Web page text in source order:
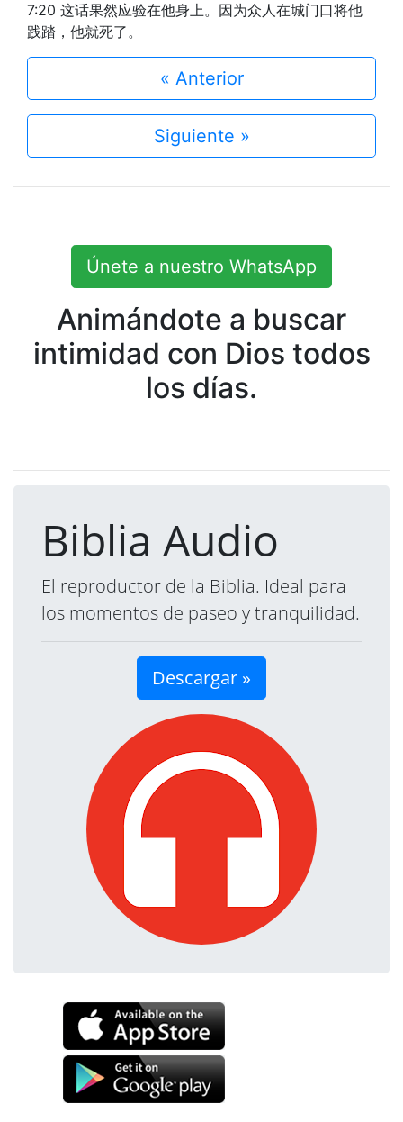
7:20 这话果然应验在他身上。因为众人在城门口将他
践踏，他就死了。
« Anterior
Siguiente »
Únete a nuestro WhatsApp
Animándote a buscar
intimidad con Dios todos
los días.
Biblia Audio
El reproductor de la Biblia. Ideal para
los momentos de paseo y tranquilidad.
Descargar »